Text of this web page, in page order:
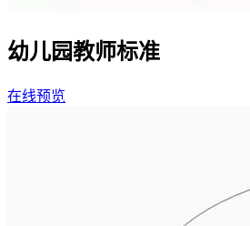
幼儿园教师标准
在线预览